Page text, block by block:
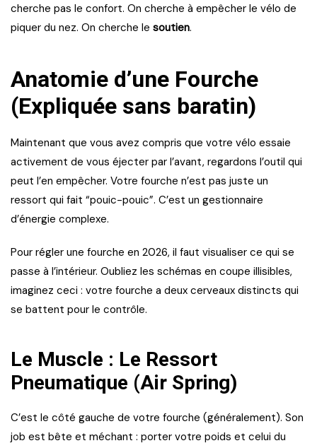
cherche pas le confort. On cherche à empêcher le vélo de
piquer du nez. On cherche le soutien.
Anatomie d’une Fourche
(Expliquée sans baratin)
Maintenant que vous avez compris que votre vélo essaie
activement de vous éjecter par l’avant, regardons l’outil qui
peut l’en empêcher. Votre fourche n’est pas juste un
ressort qui fait “pouic-pouic”. C’est un gestionnaire
d’énergie complexe.
Pour régler une fourche en 2026, il faut visualiser ce qui se
passe à l’intérieur. Oubliez les schémas en coupe illisibles,
imaginez ceci : votre fourche a deux cerveaux distincts qui
se battent pour le contrôle.
Le Muscle : Le Ressort
Pneumatique (Air Spring)
C’est le côté gauche de votre fourche (généralement). Son
job est bête et méchant : porter votre poids et celui du